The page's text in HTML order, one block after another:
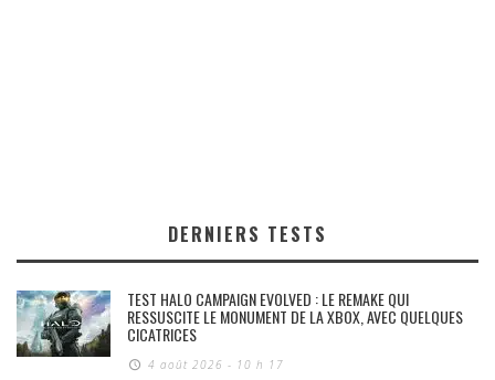
DERNIERS TESTS
TEST HALO CAMPAIGN EVOLVED : LE REMAKE QUI
RESSUSCITE LE MONUMENT DE LA XBOX, AVEC QUELQUES
CICATRICES
4 août 2026 - 10 h 17